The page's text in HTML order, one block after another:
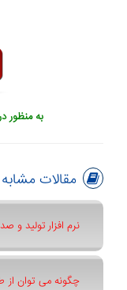
به منظور
مقالات مشابه
نرم افزار تولید و
چگونه می توان از